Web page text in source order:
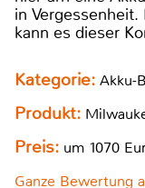
in
kann es dieser
Kategorie: Akku-
Produkt:
Preis: um 1070
Ganze Bewertung